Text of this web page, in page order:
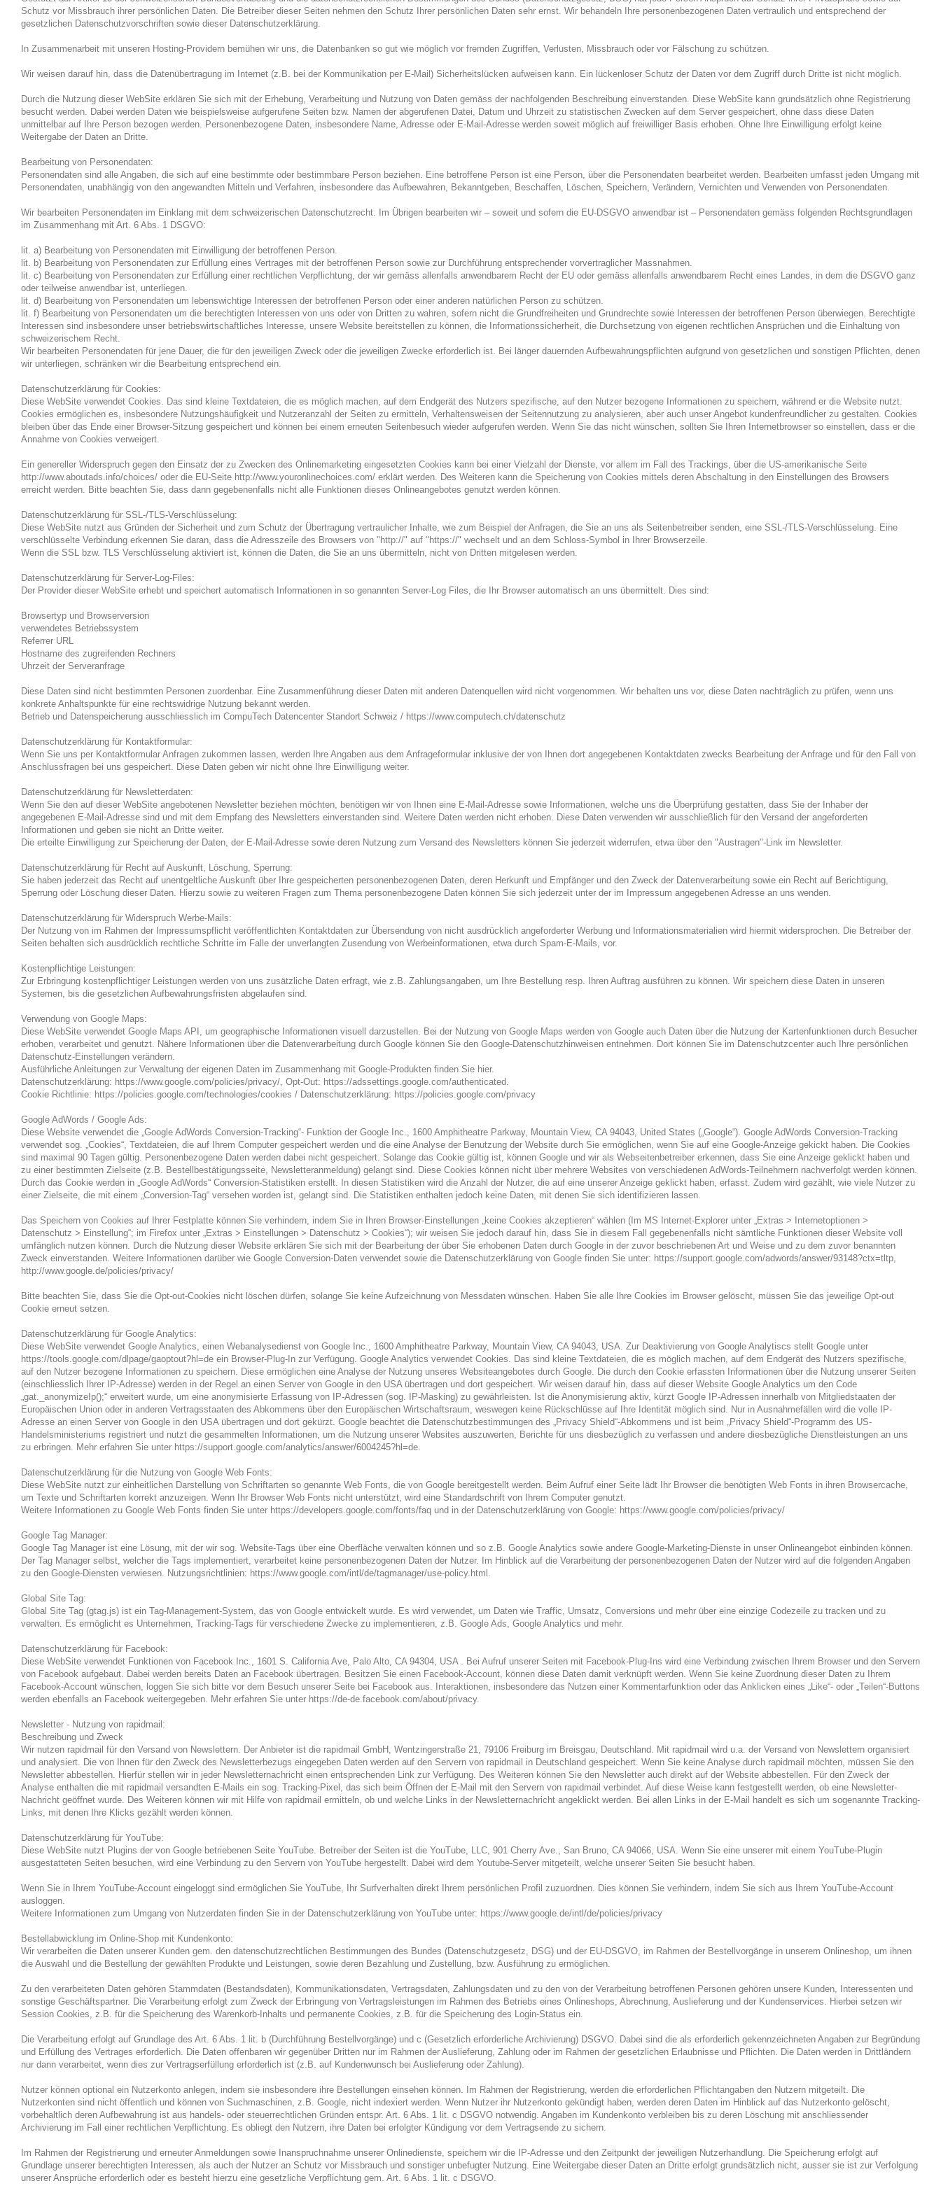
Schutz vor Missbrauch ihrer persönlichen Daten. Die Betreiber dieser Seiten nehmen den Schutz Ihrer persönlichen Daten sehr ernst. Wir behandeln Ihre personenbezogenen Daten vertraulich und entsprechend der
gesetzlichen Datenschutzvorschriften sowie dieser Datenschutzerklärung.
In Zusammenarbeit mit unseren Hosting-Providern bemühen wir uns, die Datenbanken so gut wie möglich vor fremden Zugriffen, Verlusten, Missbrauch oder vor Fälschung zu schützen.
Wir weisen darauf hin, dass die Datenübertragung im Internet (z.B. bei der Kommunikation per E-Mail) Sicherheitslücken aufweisen kann. Ein lückenloser Schutz der Daten vor dem Zugriff durch Dritte ist nicht möglich.
Durch die Nutzung dieser WebSite erklären Sie sich mit der Erhebung, Verarbeitung und Nutzung von Daten gemäss der nachfolgenden Beschreibung einverstanden. Diese WebSite kann grundsätzlich ohne Registrierung
besucht werden. Dabei werden Daten wie beispielsweise aufgerufene Seiten bzw. Namen der abgerufenen Datei, Datum und Uhrzeit zu statistischen Zwecken auf dem Server gespeichert, ohne dass diese Daten
unmittelbar auf Ihre Person bezogen werden. Personenbezogene Daten, insbesondere Name, Adresse oder E-Mail-Adresse werden soweit möglich auf freiwilliger Basis erhoben. Ohne Ihre Einwilligung erfolgt keine
Weitergabe der Daten an Dritte.
Bearbeitung von Personendaten:
Personendaten sind alle Angaben, die sich auf eine bestimmte oder bestimmbare Person beziehen. Eine betroffene Person ist eine Person, über die Personendaten bearbeitet werden. Bearbeiten umfasst jeden Umgang mit
Personendaten, unabhängig von den angewandten Mitteln und Verfahren, insbesondere das Aufbewahren, Bekanntgeben, Beschaffen, Löschen, Speichern, Verändern, Vernichten und Verwenden von Personendaten.
Wir bearbeiten Personendaten im Einklang mit dem schweizerischen Datenschutzrecht. Im Übrigen bearbeiten wir – soweit und sofern die EU-DSGVO anwendbar ist – Personendaten gemäss folgenden Rechtsgrundlagen
im Zusammenhang mit Art. 6 Abs. 1 DSGVO:
lit. a) Bearbeitung von Personendaten mit Einwilligung der betroffenen Person.
lit. b) Bearbeitung von Personendaten zur Erfüllung eines Vertrages mit der betroffenen Person sowie zur Durchführung entsprechender vorvertraglicher Massnahmen.
lit. c) Bearbeitung von Personendaten zur Erfüllung einer rechtlichen Verpflichtung, der wir gemäss allenfalls anwendbarem Recht der EU oder gemäss allenfalls anwendbarem Recht eines Landes, in dem die DSGVO ganz
oder teilweise anwendbar ist, unterliegen.
lit. d) Bearbeitung von Personendaten um lebenswichtige Interessen der betroffenen Person oder einer anderen natürlichen Person zu schützen.
lit. f) Bearbeitung von Personendaten um die berechtigten Interessen von uns oder von Dritten zu wahren, sofern nicht die Grundfreiheiten und Grundrechte sowie Interessen der betroffenen Person überwiegen. Berechtigte
Interessen sind insbesondere unser betriebswirtschaftliches Interesse, unsere Website bereitstellen zu können, die Informationssicherheit, die Durchsetzung von eigenen rechtlichen Ansprüchen und die Einhaltung von
schweizerischem Recht.
Wir bearbeiten Personendaten für jene Dauer, die für den jeweiligen Zweck oder die jeweiligen Zwecke erforderlich ist. Bei länger dauernden Aufbewahrungspflichten aufgrund von gesetzlichen und sonstigen Pflichten, denen
wir unterliegen, schränken wir die Bearbeitung entsprechend ein.
Datenschutzerklärung für Cookies:
Diese WebSite verwendet Cookies. Das sind kleine Textdateien, die es möglich machen, auf dem Endgerät des Nutzers spezifische, auf den Nutzer bezogene Informationen zu speichern, während er die Website nutzt.
Cookies ermöglichen es, insbesondere Nutzungshäufigkeit und Nutzeranzahl der Seiten zu ermitteln, Verhaltensweisen der Seitennutzung zu analysieren, aber auch unser Angebot kundenfreundlicher zu gestalten. Cookies
bleiben über das Ende einer Browser-Sitzung gespeichert und können bei einem erneuten Seitenbesuch wieder aufgerufen werden. Wenn Sie das nicht wünschen, sollten Sie Ihren Internetbrowser so einstellen, dass er die
Annahme von Cookies verweigert.
Ein genereller Widerspruch gegen den Einsatz der zu Zwecken des Onlinemarketing eingesetzten Cookies kann bei einer Vielzahl der Dienste, vor allem im Fall des Trackings, über die US-amerikanische Seite
http://www.aboutads.info/choices/ oder die EU-Seite http://www.youronlinechoices.com/ erklärt werden. Des Weiteren kann die Speicherung von Cookies mittels deren Abschaltung in den Einstellungen des Browsers
erreicht werden. Bitte beachten Sie, dass dann gegebenenfalls nicht alle Funktionen dieses Onlineangebotes genutzt werden können.
Datenschutzerklärung für SSL-/TLS-Verschlüsselung:
Diese WebSite nutzt aus Gründen der Sicherheit und zum Schutz der Übertragung vertraulicher Inhalte, wie zum Beispiel der Anfragen, die Sie an uns als Seitenbetreiber senden, eine SSL-/TLS-Verschlüsselung. Eine
verschlüsselte Verbindung erkennen Sie daran, dass die Adresszeile des Browsers von "http://" auf "https://" wechselt und an dem Schloss-Symbol in Ihrer Browserzeile.
Wenn die SSL bzw. TLS Verschlüsselung aktiviert ist, können die Daten, die Sie an uns übermitteln, nicht von Dritten mitgelesen werden.
Datenschutzerklärung für Server-Log-Files:
Der Provider dieser WebSite erhebt und speichert automatisch Informationen in so genannten Server-Log Files, die Ihr Browser automatisch an uns übermittelt. Dies sind:
Browsertyp und Browserversion
verwendetes Betriebssystem
Referrer URL
Hostname des zugreifenden Rechners
Uhrzeit der Serveranfrage
Diese Daten sind nicht bestimmten Personen zuordenbar. Eine Zusammenführung dieser Daten mit anderen Datenquellen wird nicht vorgenommen. Wir behalten uns vor, diese Daten nachträglich zu prüfen, wenn uns
konkrete Anhaltspunkte für eine rechtswidrige Nutzung bekannt werden.
Betrieb und Datenspeicherung ausschliesslich im CompuTech Datencenter Standort Schweiz / https://www.computech.ch/datenschutz
Datenschutzerklärung für Kontaktformular:
Wenn Sie uns per Kontaktformular Anfragen zukommen lassen, werden Ihre Angaben aus dem Anfrageformular inklusive der von Ihnen dort angegebenen Kontaktdaten zwecks Bearbeitung der Anfrage und für den Fall von
Anschlussfragen bei uns gespeichert. Diese Daten geben wir nicht ohne Ihre Einwilligung weiter.
Datenschutzerklärung für Newsletterdaten:
Wenn Sie den auf dieser WebSite angebotenen Newsletter beziehen möchten, benötigen wir von Ihnen eine E-Mail-Adresse sowie Informationen, welche uns die Überprüfung gestatten, dass Sie der Inhaber der
angegebenen E-Mail-Adresse sind und mit dem Empfang des Newsletters einverstanden sind. Weitere Daten werden nicht erhoben. Diese Daten verwenden wir ausschließlich für den Versand der angeforderten
Informationen und geben sie nicht an Dritte weiter.
Die erteilte Einwilligung zur Speicherung der Daten, der E-Mail-Adresse sowie deren Nutzung zum Versand des Newsletters können Sie jederzeit widerrufen, etwa über den "Austragen"-Link im Newsletter.
Datenschutzerklärung für Recht auf Auskunft, Löschung, Sperrung:
Sie haben jederzeit das Recht auf unentgeltliche Auskunft über Ihre gespeicherten personenbezogenen Daten, deren Herkunft und Empfänger und den Zweck der Datenverarbeitung sowie ein Recht auf Berichtigung,
Sperrung oder Löschung dieser Daten. Hierzu sowie zu weiteren Fragen zum Thema personenbezogene Daten können Sie sich jederzeit unter der im Impressum angegebenen Adresse an uns wenden.
Datenschutzerklärung für Widerspruch Werbe-Mails:
Der Nutzung von im Rahmen der Impressumspflicht veröffentlichten Kontaktdaten zur Übersendung von nicht ausdrücklich angeforderter Werbung und Informationsmaterialien wird hiermit widersprochen. Die Betreiber der
Seiten behalten sich ausdrücklich rechtliche Schritte im Falle der unverlangten Zusendung von Werbeinformationen, etwa durch Spam-E-Mails, vor.
Kostenpflichtige Leistungen:
Zur Erbringung kostenpflichtiger Leistungen werden von uns zusätzliche Daten erfragt, wie z.B. Zahlungsangaben, um Ihre Bestellung resp. Ihren Auftrag ausführen zu können. Wir speichern diese Daten in unseren
Systemen, bis die gesetzlichen Aufbewahrungsfristen abgelaufen sind.
Verwendung von Google Maps:
Diese WebSite verwendet Google Maps API, um geographische Informationen visuell darzustellen. Bei der Nutzung von Google Maps werden von Google auch Daten über die Nutzung der Kartenfunktionen durch Besucher
erhoben, verarbeitet und genutzt. Nähere Informationen über die Datenverarbeitung durch Google können Sie den Google-Datenschutzhinweisen entnehmen. Dort können Sie im Datenschutzcenter auch Ihre persönlichen
Datenschutz-Einstellungen verändern.
Ausführliche Anleitungen zur Verwaltung der eigenen Daten im Zusammenhang mit Google-Produkten finden Sie hier.
Datenschutzerklärung: https://www.google.com/policies/privacy/, Opt-Out: https://adssettings.google.com/authenticated.
Cookie Richtlinie: https://policies.google.com/technologies/cookies / Datenschutzerklärung: https://policies.google.com/privacy
Google AdWords / Google Ads:
Diese Website verwendet die „Google AdWords Conversion-Tracking“- Funktion der Google Inc., 1600 Amphitheatre Parkway, Mountain View, CA 94043, United States („Google“). Google AdWords Conversion-Tracking
verwendet sog. „Cookies“, Textdateien, die auf Ihrem Computer gespeichert werden und die eine Analyse der Benutzung der Website durch Sie ermöglichen, wenn Sie auf eine Google-Anzeige gekickt haben. Die Cookies
sind maximal 90 Tagen gültig. Personenbezogene Daten werden dabei nicht gespeichert. Solange das Cookie gültig ist, können Google und wir als Webseitenbetreiber erkennen, dass Sie eine Anzeige geklickt haben und
zu einer bestimmten Zielseite (z.B. Bestellbestätigungsseite, Newsletteranmeldung) gelangt sind. Diese Cookies können nicht über mehrere Websites von verschiedenen AdWords-Teilnehmern nachverfolgt werden können.
Durch das Cookie werden in „Google AdWords“ Conversion-Statistiken erstellt. In diesen Statistiken wird die Anzahl der Nutzer, die auf eine unserer Anzeige geklickt haben, erfasst. Zudem wird gezählt, wie viele Nutzer zu
einer Zielseite, die mit einem „Conversion-Tag“ versehen worden ist, gelangt sind. Die Statistiken enthalten jedoch keine Daten, mit denen Sie sich identifizieren lassen.
Das Speichern von Cookies auf Ihrer Festplatte können Sie verhindern, indem Sie in Ihren Browser-Einstellungen „keine Cookies akzeptieren“ wählen (Im MS Internet-Explorer unter „Extras > Internetoptionen >
Datenschutz > Einstellung“; im Firefox unter „Extras > Einstellungen > Datenschutz > Cookies“); wir weisen Sie jedoch darauf hin, dass Sie in diesem Fall gegebenenfalls nicht sämtliche Funktionen dieser Website voll
umfänglich nutzen können. Durch die Nutzung dieser Website erklären Sie sich mit der Bearbeitung der über Sie erhobenen Daten durch Google in der zuvor beschriebenen Art und Weise und zu dem zuvor benannten
Zweck einverstanden. Weitere Informationen darüber wie Google Conversion-Daten verwendet sowie die Datenschutzerklärung von Google finden Sie unter: https://support.google.com/adwords/answer/93148?ctx=tltp,
http://www.google.de/policies/privacy/
Bitte beachten Sie, dass Sie die Opt-out-Cookies nicht löschen dürfen, solange Sie keine Aufzeichnung von Messdaten wünschen. Haben Sie alle Ihre Cookies im Browser gelöscht, müssen Sie das jeweilige Opt-out
Cookie erneut setzen.
Datenschutzerklärung für Google Analytics:
Diese WebSite verwendet Google Analytics, einen Webanalysedienst von Google Inc., 1600 Amphitheatre Parkway, Mountain View, CA 94043, USA. Zur Deaktivierung von Google Analytiscs stellt Google unter
https://tools.google.com/dlpage/gaoptout?hl=de ein Browser-Plug-In zur Verfügung. Google Analytics verwendet Cookies. Das sind kleine Textdateien, die es möglich machen, auf dem Endgerät des Nutzers spezifische,
auf den Nutzer bezogene Informationen zu speichern. Diese ermöglichen eine Analyse der Nutzung unseres Websiteangebotes durch Google. Die durch den Cookie erfassten Informationen über die Nutzung unserer Seiten
(einschliesslich Ihrer IP-Adresse) werden in der Regel an einen Server von Google in den USA übertragen und dort gespeichert. Wir weisen darauf hin, dass auf dieser Website Google Analytics um den Code
„gat._anonymizeIp();“ erweitert wurde, um eine anonymisierte Erfassung von IP-Adressen (sog. IP-Masking) zu gewährleisten. Ist die Anonymisierung aktiv, kürzt Google IP-Adressen innerhalb von Mitgliedstaaten der
Europäischen Union oder in anderen Vertragsstaaten des Abkommens über den Europäischen Wirtschaftsraum, weswegen keine Rückschlüsse auf Ihre Identität möglich sind. Nur in Ausnahmefällen wird die volle IP-
Adresse an einen Server von Google in den USA übertragen und dort gekürzt. Google beachtet die Datenschutzbestimmungen des „Privacy Shield“-Abkommens und ist beim „Privacy Shield“-Programm des US-
Handelsministeriums registriert und nutzt die gesammelten Informationen, um die Nutzung unserer Websites auszuwerten, Berichte für uns diesbezüglich zu verfassen und andere diesbezügliche Dienstleistungen an uns
zu erbringen. Mehr erfahren Sie unter https://support.google.com/analytics/answer/6004245?hl=de.
Datenschutzerklärung für die Nutzung von Google Web Fonts:
Diese WebSite nutzt zur einheitlichen Darstellung von Schriftarten so genannte Web Fonts, die von Google bereitgestellt werden. Beim Aufruf einer Seite lädt Ihr Browser die benötigten Web Fonts in ihren Browsercache,
um Texte und Schriftarten korrekt anzuzeigen. Wenn Ihr Browser Web Fonts nicht unterstützt, wird eine Standardschrift von Ihrem Computer genutzt.
Weitere Informationen zu Google Web Fonts finden Sie unter https://developers.google.com/fonts/faq und in der Datenschutzerklärung von Google: https://www.google.com/policies/privacy/
Google Tag Manager:
Google Tag Manager ist eine Lösung, mit der wir sog. Website-Tags über eine Oberfläche verwalten können und so z.B. Google Analytics sowie andere Google-Marketing-Dienste in unser Onlineangebot einbinden können.
Der Tag Manager selbst, welcher die Tags implementiert, verarbeitet keine personenbezogenen Daten der Nutzer. Im Hinblick auf die Verarbeitung der personenbezogenen Daten der Nutzer wird auf die folgenden Angaben
zu den Google-Diensten verwiesen. Nutzungsrichtlinien: https://www.google.com/intl/de/tagmanager/use-policy.html.
Global Site Tag:
Global Site Tag (gtag.js) ist ein Tag-Management-System, das von Google entwickelt wurde. Es wird verwendet, um Daten wie Traffic, Umsatz, Conversions und mehr über eine einzige Codezeile zu tracken und zu
verwalten. Es ermöglicht es Unternehmen, Tracking-Tags für verschiedene Zwecke zu implementieren, z.B. Google Ads, Google Analytics und mehr.
Datenschutzerklärung für Facebook:
Diese WebSite verwendet Funktionen von Facebook Inc., 1601 S. California Ave, Palo Alto, CA 94304, USA . Bei Aufruf unserer Seiten mit Facebook-Plug-Ins wird eine Verbindung zwischen Ihrem Browser und den Servern
von Facebook aufgebaut. Dabei werden bereits Daten an Facebook übertragen. Besitzen Sie einen Facebook-Account, können diese Daten damit verknüpft werden. Wenn Sie keine Zuordnung dieser Daten zu Ihrem
Facebook-Account wünschen, loggen Sie sich bitte vor dem Besuch unserer Seite bei Facebook aus. Interaktionen, insbesondere das Nutzen einer Kommentarfunktion oder das Anklicken eines „Like“- oder „Teilen“-Buttons
werden ebenfalls an Facebook weitergegeben. Mehr erfahren Sie unter https://de-de.facebook.com/about/privacy.
Newsletter - Nutzung von rapidmail:
Beschreibung und Zweck
Wir nutzen rapidmail für den Versand von Newslettern. Der Anbieter ist die rapidmail GmbH, Wentzingerstraße 21, 79106 Freiburg im Breisgau, Deutschland. Mit rapidmail wird u.a. der Versand von Newslettern organisiert
und analysiert. Die von Ihnen für den Zweck des Newsletterbezugs eingegeben Daten werden auf den Servern von rapidmail in Deutschland gespeichert. Wenn Sie keine Analyse durch rapidmail möchten, müssen Sie den
Newsletter abbestellen. Hierfür stellen wir in jeder Newsletternachricht einen entsprechenden Link zur Verfügung. Des Weiteren können Sie den Newsletter auch direkt auf der Website abbestellen. Für den Zweck der
Analyse enthalten die mit rapidmail versandten E-Mails ein sog. Tracking-Pixel, das sich beim Öffnen der E-Mail mit den Servern von rapidmail verbindet. Auf diese Weise kann festgestellt werden, ob eine Newsletter-
Nachricht geöffnet wurde. Des Weiteren können wir mit Hilfe von rapidmail ermitteln, ob und welche Links in der Newsletternachricht angeklickt werden. Bei allen Links in der E-Mail handelt es sich um sogenannte Tracking-
Links, mit denen Ihre Klicks gezählt werden können.
Datenschutzerklärung für YouTube:
Diese WebSite nutzt Plugins der von Google betriebenen Seite YouTube. Betreiber der Seiten ist die YouTube, LLC, 901 Cherry Ave., San Bruno, CA 94066, USA. Wenn Sie eine unserer mit einem YouTube-Plugin
ausgestatteten Seiten besuchen, wird eine Verbindung zu den Servern von YouTube hergestellt. Dabei wird dem Youtube-Server mitgeteilt, welche unserer Seiten Sie besucht haben.
Wenn Sie in Ihrem YouTube-Account eingeloggt sind ermöglichen Sie YouTube, Ihr Surfverhalten direkt Ihrem persönlichen Profil zuzuordnen. Dies können Sie verhindern, indem Sie sich aus Ihrem YouTube-Account
ausloggen.
Weitere Informationen zum Umgang von Nutzerdaten finden Sie in der Datenschutzerklärung von YouTube unter: https://www.google.de/intl/de/policies/privacy
Bestellabwicklung im Online-Shop mit Kundenkonto:
Wir verarbeiten die Daten unserer Kunden gem. den datenschutzrechtlichen Bestimmungen des Bundes (Datenschutzgesetz, DSG) und der EU-DSGVO, im Rahmen der Bestellvorgänge in unserem Onlineshop, um ihnen
die Auswahl und die Bestellung der gewählten Produkte und Leistungen, sowie deren Bezahlung und Zustellung, bzw. Ausführung zu ermöglichen.
Zu den verarbeiteten Daten gehören Stammdaten (Bestandsdaten), Kommunikationsdaten, Vertragsdaten, Zahlungsdaten und zu den von der Verarbeitung betroffenen Personen gehören unsere Kunden, Interessenten und
sonstige Geschäftspartner. Die Verarbeitung erfolgt zum Zweck der Erbringung von Vertragsleistungen im Rahmen des Betriebs eines Onlineshops, Abrechnung, Auslieferung und der Kundenservices. Hierbei setzen wir
Session Cookies, z.B. für die Speicherung des Warenkorb-Inhalts und permanente Cookies, z.B. für die Speicherung des Login-Status ein.
Die Verarbeitung erfolgt auf Grundlage des Art. 6 Abs. 1 lit. b (Durchführung Bestellvorgänge) und c (Gesetzlich erforderliche Archivierung) DSGVO. Dabei sind die als erforderlich gekennzeichneten Angaben zur Begründung
und Erfüllung des Vertrages erforderlich. Die Daten offenbaren wir gegenüber Dritten nur im Rahmen der Auslieferung, Zahlung oder im Rahmen der gesetzlichen Erlaubnisse und Pflichten. Die Daten werden in Drittländern
nur dann verarbeitet, wenn dies zur Vertragserfüllung erforderlich ist (z.B. auf Kundenwunsch bei Auslieferung oder Zahlung).
Nutzer können optional ein Nutzerkonto anlegen, indem sie insbesondere ihre Bestellungen einsehen können. Im Rahmen der Registrierung, werden die erforderlichen Pflichtangaben den Nutzern mitgeteilt. Die
Nutzerkonten sind nicht öffentlich und können von Suchmaschinen, z.B. Google, nicht indexiert werden. Wenn Nutzer ihr Nutzerkonto gekündigt haben, werden deren Daten im Hinblick auf das Nutzerkonto gelöscht,
vorbehaltlich deren Aufbewahrung ist aus handels- oder steuerrechtlichen Gründen entspr. Art. 6 Abs. 1 lit. c DSGVO notwendig. Angaben im Kundenkonto verbleiben bis zu deren Löschung mit anschliessender
Archivierung im Fall einer rechtlichen Verpflichtung. Es obliegt den Nutzern, ihre Daten bei erfolgter Kündigung vor dem Vertragsende zu sichern.
Im Rahmen der Registrierung und erneuter Anmeldungen sowie Inanspruchnahme unserer Onlinedienste, speichern wir die IP-Adresse und den Zeitpunkt der jeweiligen Nutzerhandlung. Die Speicherung erfolgt auf
Grundlage unserer berechtigten Interessen, als auch der Nutzer an Schutz vor Missbrauch und sonstiger unbefugter Nutzung. Eine Weitergabe dieser Daten an Dritte erfolgt grundsätzlich nicht, ausser sie ist zur Verfolgung
unserer Ansprüche erforderlich oder es besteht hierzu eine gesetzliche Verpflichtung gem. Art. 6 Abs. 1 lit. c DSGVO.